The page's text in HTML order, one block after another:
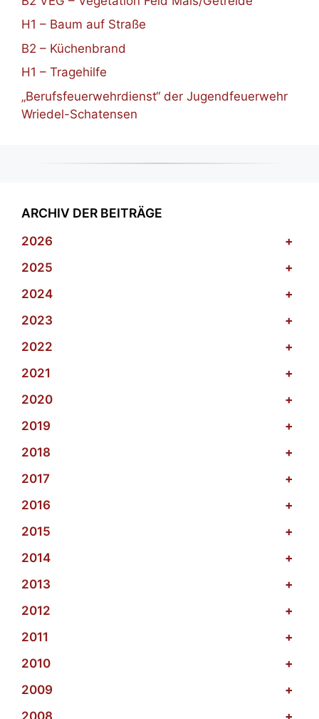
H1 – Baum auf Straße
B2 – Küchenbrand
H1 – Tragehilfe
„Berufsfeuerwehrdienst“ der Jugendfeuerwehr
Wriedel-Schatensen
ARCHIV DER BEITRÄGE
2026
+
2025
+
2024
+
2023
+
2022
+
2021
+
2020
+
2019
+
2018
+
2017
+
2016
+
2015
+
2014
+
2013
+
2012
+
2011
+
2010
+
2009
+